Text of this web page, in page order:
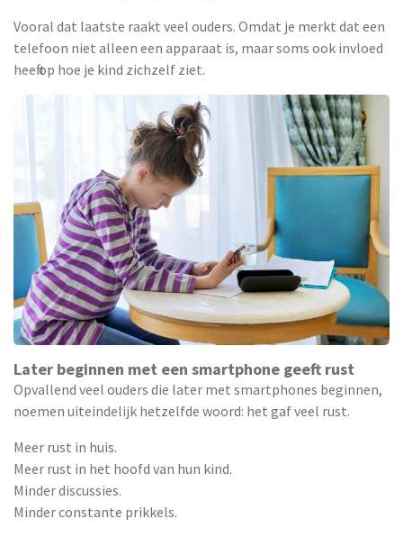
Vooral dat laatste raakt veel ouders. Omdat je merkt dat een
telefoon niet alleen een apparaat is, maar soms ook invloed
heeft op hoe je kind zichzelf ziet.
Later beginnen met een smartphone geeft rust
Opvallend veel ouders die later met smartphones beginnen,
noemen uiteindelijk hetzelfde woord: het gaf veel rust.
Meer rust in huis.
Meer rust in het hoofd van hun kind.
Minder discussies.
Minder constante prikkels.